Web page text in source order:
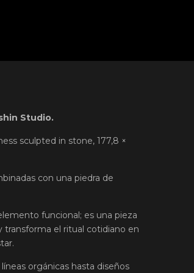
Studio.
sculpted in stone, 177,8 ×
con una piedra de
funcional; es una pieza
transforma el ritual cotidiano en
orgánicas hasta diseños